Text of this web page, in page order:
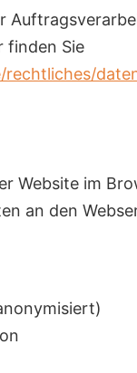
finden Sie
Website im
an den